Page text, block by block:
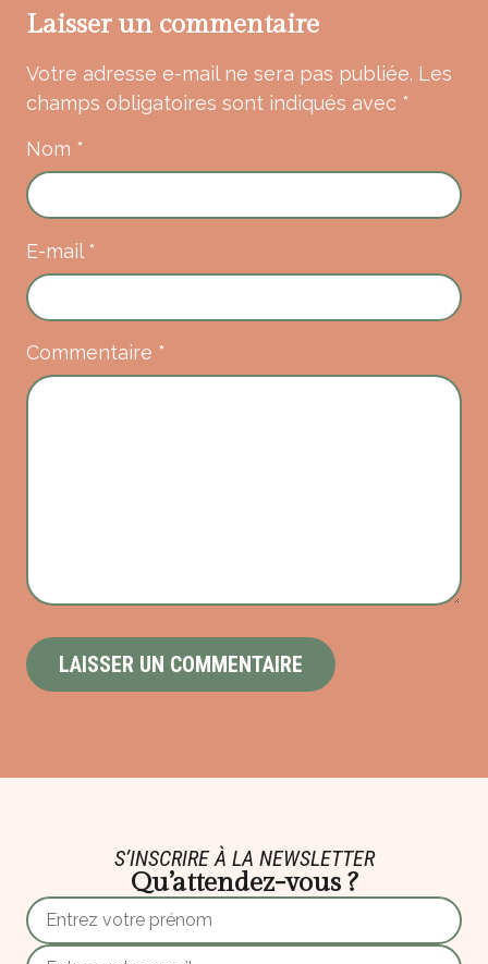
Laisser un commentaire
Votre adresse e-mail ne sera pas publiée. Les
champs obligatoires sont indiqués avec *
Commentaire *
Nom *
E-mail *
S’INSCRIRE À LA NEWSLETTER
Qu’attendez-vous ?